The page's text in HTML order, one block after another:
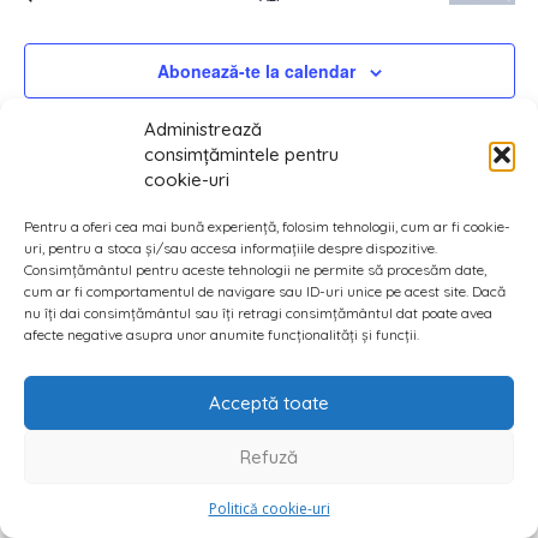
Administrează
consimțămintele pentru
cookie-uri
Pentru a oferi cea mai bună experiență, folosim tehnologii, cum ar fi cookie-
uri, pentru a stoca și/sau accesa informațiile despre dispozitive.
Consimțământul pentru aceste tehnologii ne permite să procesăm date,
cum ar fi comportamentul de navigare sau ID-uri unice pe acest site. Dacă
nu îți dai consimțământul sau îți retragi consimțământul dat poate avea
afecte negative asupra unor anumite funcționalități și funcții.
Acceptă toate
Refuză
Politică cookie-uri
și
Evenimente
Abonează-te la calendar